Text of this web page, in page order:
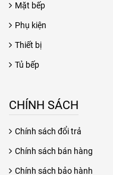
Mặt bếp
Phụ kiện
Thiết bị
Tủ bếp
CHÍNH SÁCH
Chính sách đổi trả
Chính sách bán hàng
Chính sách bảo hành